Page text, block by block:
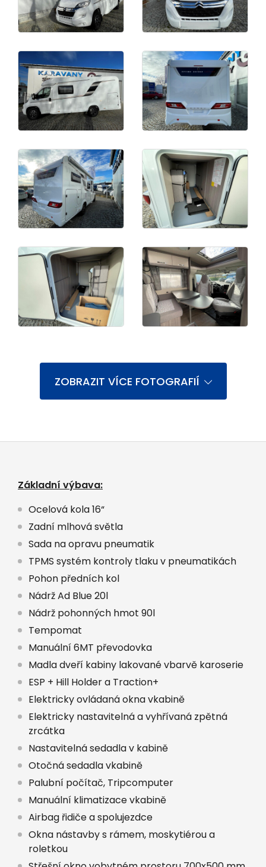
ZOBRAZIT VÍCE FOTOGRAFIÍ
Základní výbava:
Ocelová kola 16“
Zadní mlhová světla
Sada na opravu pneumatik
TPMS systém kontroly tlaku v pneumatikách
Pohon předních kol
Nádrž Ad Blue 20l
Nádrž pohonných hmot 90l
Tempomat
Manuální 6MT převodovka
Madla dveří kabiny lakované vbarvě karoserie
ESP + Hill Holder a Traction+
Elektricky ovládaná okna vkabině
Elektricky nastavitelná a vyhřívaná zpětná
zrcátka
Nastavitelná sedadla v kabině
Otočná sedadla vkabině
Palubní počítač, Tripcomputer
Manuální klimatizace vkabině
Airbag řidiče a spolujezdce
Okna nástavby s rámem, moskytiérou a
roletkou